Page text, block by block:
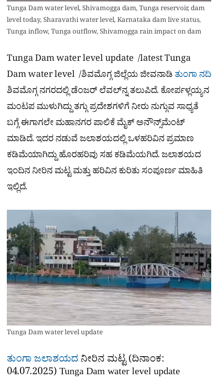
Tunga Dam water level, Shivamogga dam, Tunga reservoir, dam
level today, Sharavathi water level, Karnataka dam live status,
Tunga inflow, Tunga outflow, Shivamogga rain impact on dam
Tunga Dam water level update /latest Tunga
Dam water level /ಶಿವಮೊಗ್ಗ ಜಿಲ್ಲೆಯ ಜೀವನಾಡಿ ತುಂಗಾ ನದಿ
ಶಿವಮೊಗ್ಗ ನಗರದಲ್ಲಿ ಡೆಂಜರ್​ ಲೆವಲ್​ನ್ನ ತಲುಪಿದೆ. ಕೋರ್ಪಳ್ಲಯ್ಯನ
ಮಂಟಪ ಮುಳುಗಿದ್ದು ತಗ್ಗು ಪ್ರದೇಶಗಳಿಗೆ ನೀರು ನುಗ್ಗುವ ಸಾಧ್ಯತೆ
ಬಗ್ಗೆ ಈಗಾಗಲೇ ಮಹಾನಗರ ಪಾಲಿಕೆ ಮೈಕ್​ ಅನೌನ್ಸ್​ಮೆಂಟ್
ಮಾಡಿದೆ. ಇದರ ನಡುವೆ ಜಲಾಶಯದಲ್ಲಿ ಒಳಹರಿವಿನ ಪ್ರಮಾಣ
ಕಡಿಮೆಯಾಗಿದ್ದು ಹೊರಹರಿವು ಸಹ ಕಡಿಮೆಯಗಿದೆ. ಜಲಾಶಯದ
ಇಂದಿನ ನೀರಿನ ಮಟ್ಟ ಮತ್ತು ಹರಿವಿನ ಕುರಿತು ಸಂಪೂರ್ಣ ಮಾಹಿತಿ
ಇಲ್ಲಿದೆ.
Tunga Dam water level update
ತುಂಗಾ ಜಲಾಶಯದ ನೀರಿನ ಮಟ್ಟ (ದಿನಾಂಕ:
04.07.2025) Tunga Dam water level update